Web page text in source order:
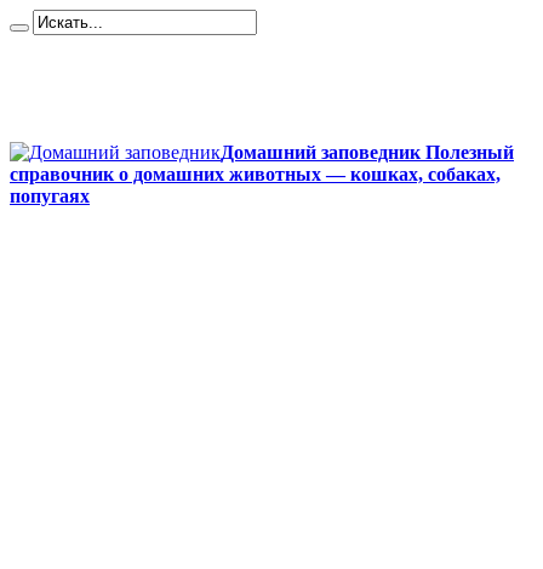
Домашний заповедник Полезный
справочник о домашних животных — кошках, собаках,
попугаях